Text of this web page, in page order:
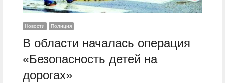
Новости Полиция
В области началась операция
«Безопасность детей на
дорогах»